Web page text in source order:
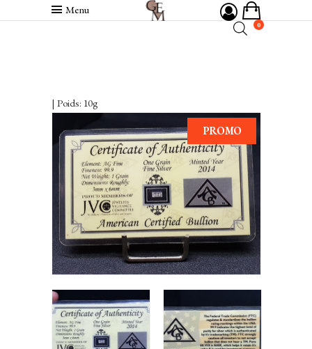
Menu
0
| Poids: 10g
VENDU
PROMO